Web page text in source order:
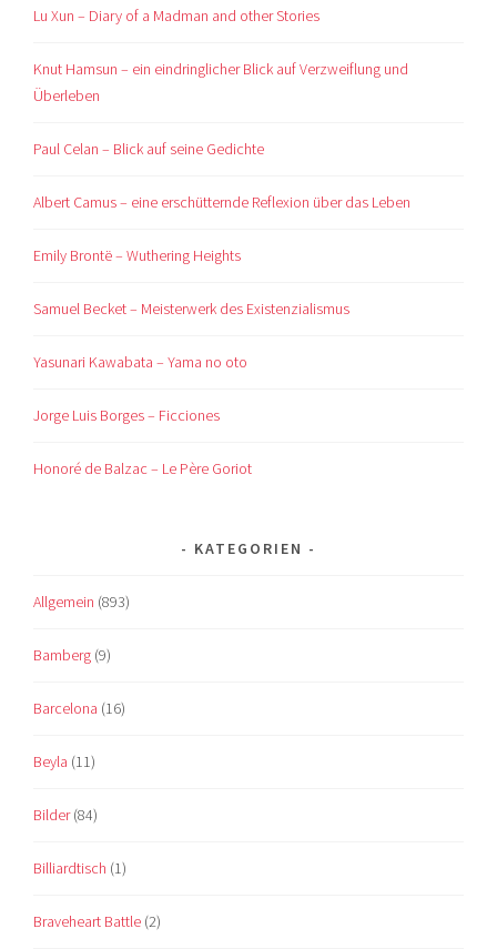
Lu Xun – Diary of a Madman and other Stories
Knut Hamsun – ein eindringlicher Blick auf Verzweiflung und
Überleben
Paul Celan – Blick auf seine Gedichte
Albert Camus – eine erschütternde Reflexion über das Leben
Emily Brontë – Wuthering Heights
Samuel Becket – Meisterwerk des Existenzialismus
Yasunari Kawabata – Yama no oto
Jorge Luis Borges – Ficciones
Honoré de Balzac – Le Père Goriot
KATEGORIEN
Allgemein (893)
Bamberg (9)
Barcelona (16)
Beyla (11)
Bilder(84)
Billiardtisch (1)
Braveheart Battle (2)